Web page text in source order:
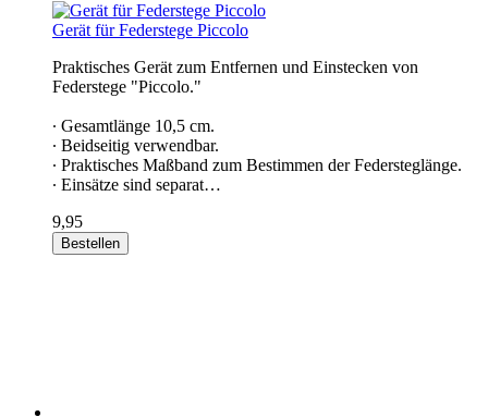
Gerät für Federstege Piccolo
Praktisches Gerät zum Entfernen und Einstecken von
Federstege "Piccolo."
∙ Gesamtlänge 10,5 cm.
∙ Beidseitig verwendbar.
∙ Praktisches Maßband zum Bestimmen der Federsteglänge.
∙ Einsätze sind separat…
9,95
Bestellen